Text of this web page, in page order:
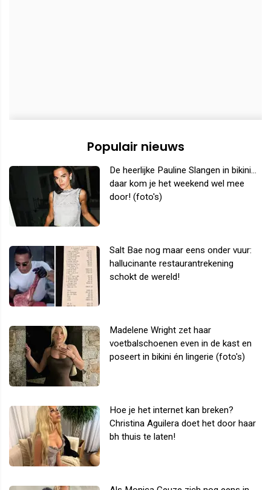
Populair nieuws
De heerlijke Pauline Slangen in bikini...
daar kom je het weekend wel mee
door! (foto's)
Salt Bae nog maar eens onder vuur:
hallucinante restaurantrekening
schokt de wereld!
Madelene Wright zet haar
voetbalschoenen even in de kast en
poseert in bikini én lingerie (foto's)
Hoe je het internet kan breken?
Christina Aguilera doet het door haar
bh thuis te laten!